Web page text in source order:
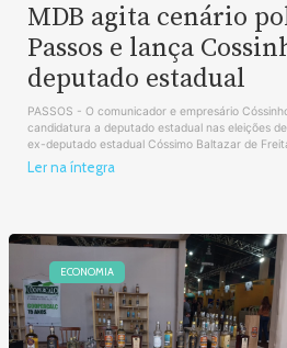
MDB agita cenário
Passos e lança
deputado estadual
PASSOS - O comunicador e empresário
candidatura a deputado estadual nas eleições
ex-deputado estadual Cóssimo Baltazar de
Ler na íntegra
ECONOMIA